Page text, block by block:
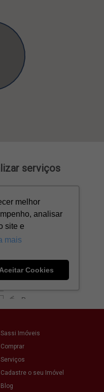
Sassi Imóveis
Comprar
Serviços
Cadastre o seu Imóvel
Blog